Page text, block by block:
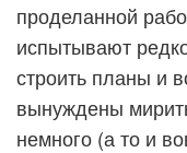
проделанной
испытывают
строить планы и
вынуждены
немного (а то и